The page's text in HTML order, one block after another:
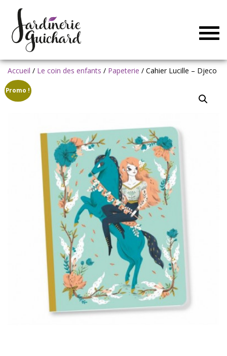
Accueil / Le coin des enfants / Papeterie / Cahier Lucille – Djeco
Promo !